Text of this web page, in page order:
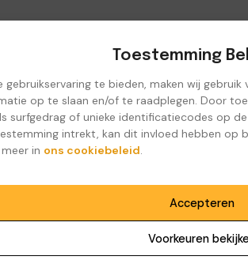
Toestemming
gebruikservaring te bieden, maken wij
op te slaan en/of te raadplegen. Door
surfgedrag of unieke identificatiecodes op
intrekt, kan dit invloed hebben op
in ons cookiebeleid.
Accepteren
Voorkeuren